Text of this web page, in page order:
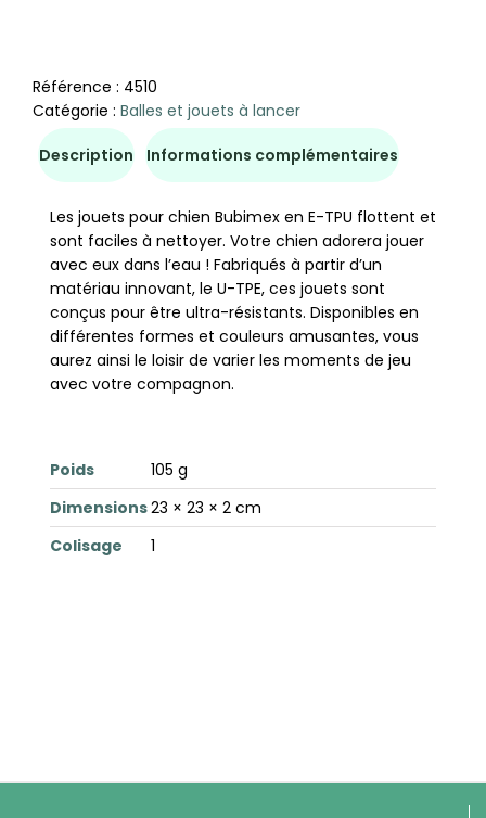
Référence : 4510
Catégorie : Balles et jouets à lancer
Description Informations complémentaires
Les jouets pour chien Bubimex en E-TPU flottent et
sont faciles à nettoyer. Votre chien adorera jouer
avec eux dans l’eau ! Fabriqués à partir d’un
matériau innovant, le U-TPE, ces jouets sont
conçus pour être ultra-résistants. Disponibles en
différentes formes et couleurs amusantes, vous
aurez ainsi le loisir de varier les moments de jeu
avec votre compagnon.
Poids
105 g
Dimensions23 × 23 × 2 cm
Colisage
1